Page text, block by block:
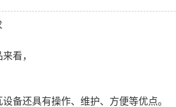
看，
备还具有操作、维护、方便等优点。